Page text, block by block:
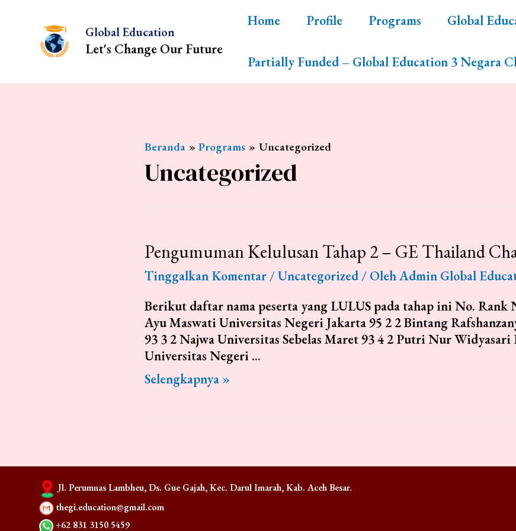
Global Education
Let's Change Our Future
Home Profile Programs Global
Partially Funded – Global Education 3 Negara
Beranda Programs Uncategorized
Uncategorized
Pengumuman Kelulusan Tahap 2 – GE Thailand
Tinggalkan Komentar/Uncategorized/ OlehAdmin Global
Berikut daftar nama peserta yang LULUS pada tahap ini No. Rank
Ayu Maswati Universitas Negeri Jakarta 95 2 2 Bintang
93 3 2 Najwa Universitas Sebelas Maret 93 4 2 Putri Nur
Universitas Negeri …
Pengumuman
Chapter
3
Selengkapnya »
Jl. Perumnas Lambheu, Ds. Gue Gajah, Kec. Darul Imarah, Kab. Aceh Besar.
thegi.education@gmail.com
+62 831 3150 5459